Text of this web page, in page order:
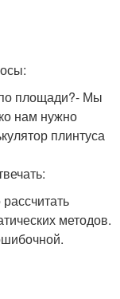
по площади?- Мы
нам нужно
плинтуса
методов.